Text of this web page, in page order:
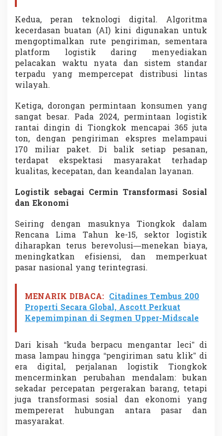
Kedua, peran teknologi digital. Algoritma
kecerdasan buatan (AI) kini digunakan untuk
mengoptimalkan rute pengiriman, sementara
platform logistik daring menyediakan
pelacakan waktu nyata dan sistem standar
terpadu yang mempercepat distribusi lintas
wilayah.
Ketiga, dorongan permintaan konsumen yang
sangat besar. Pada 2024, permintaan logistik
rantai dingin di Tiongkok mencapai 365 juta
ton, dengan pengiriman ekspres melampaui
170 miliar paket. Di balik setiap pesanan,
terdapat ekspektasi masyarakat terhadap
kualitas, kecepatan, dan keandalan layanan.
Logistik sebagai Cermin Transformasi Sosial
dan Ekonomi
Seiring dengan masuknya Tiongkok dalam
Rencana Lima Tahun ke-15, sektor logistik
diharapkan terus berevolusi—menekan biaya,
meningkatkan efisiensi, dan memperkuat
pasar nasional yang terintegrasi.
MENARIK DIBACA: Citadines Tembus 200
Properti Secara Global, Ascott Perkuat
Kepemimpinan di Segmen Upper-Midscale
Dari kisah “kuda berpacu mengantar leci” di
masa lampau hingga “pengiriman satu klik” di
era digital, perjalanan logistik Tiongkok
mencerminkan perubahan mendalam: bukan
sekadar percepatan pergerakan barang, tetapi
juga transformasi sosial dan ekonomi yang
mempererat hubungan antara pasar dan
masyarakat.